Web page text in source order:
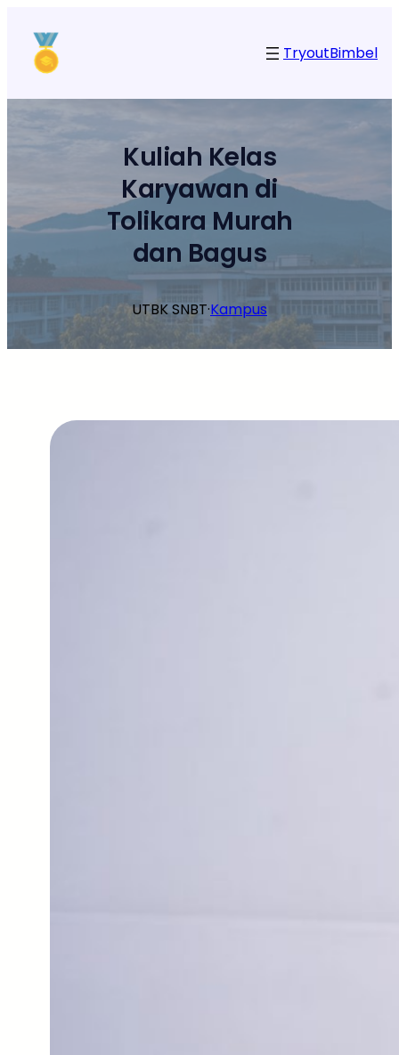
konten
TryoutBimbel
Kuliah Kelas
Karyawan di
Tolikara Murah
dan Bagus
UTBK SNBT·Kampus